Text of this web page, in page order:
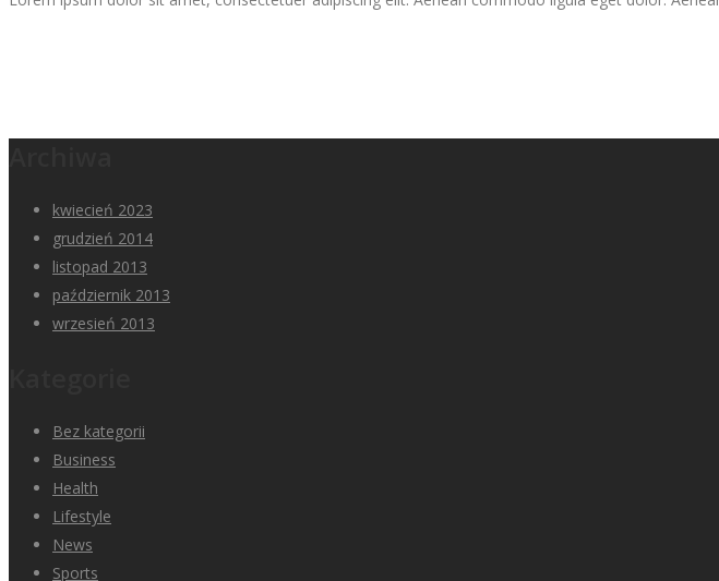
kwiecień 2023
grudzień 2014
listopad 2013
październik 2013
wrzesień 2013
Bez kategorii
Business
Health
Lifestyle
News
Sports